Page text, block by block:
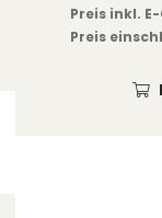
Preis inkl.
Preis